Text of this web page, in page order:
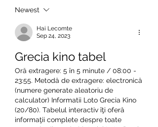
Newest
Hai Lecomte
Sep 24, 2023
Grecia kino tabel
Oră extragere: 5 în 5 minute / 08:00 -
23:55. Metodă de extragere: electronică
(numere generate aleatoriu de
calculator) Informatii Loto Grecia Kino
(20/80). Tabelul interactiv îţi oferă
informaţii complete despre toate